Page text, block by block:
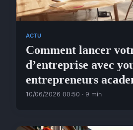
ACTU
Comment lancer
d’entreprise avec
entrepreneurs
10/06/2026 00:50 · 9 min